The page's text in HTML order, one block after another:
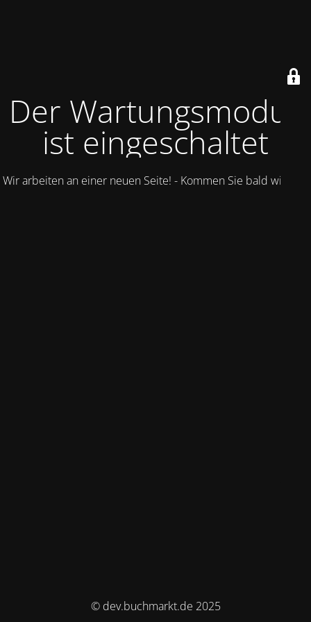
Der Wartungsmodus
ist eingeschaltet
Wir arbeiten an einer neuen Seite! - Kommen Sie bald wieder.
© dev.buchmarkt.de 2025